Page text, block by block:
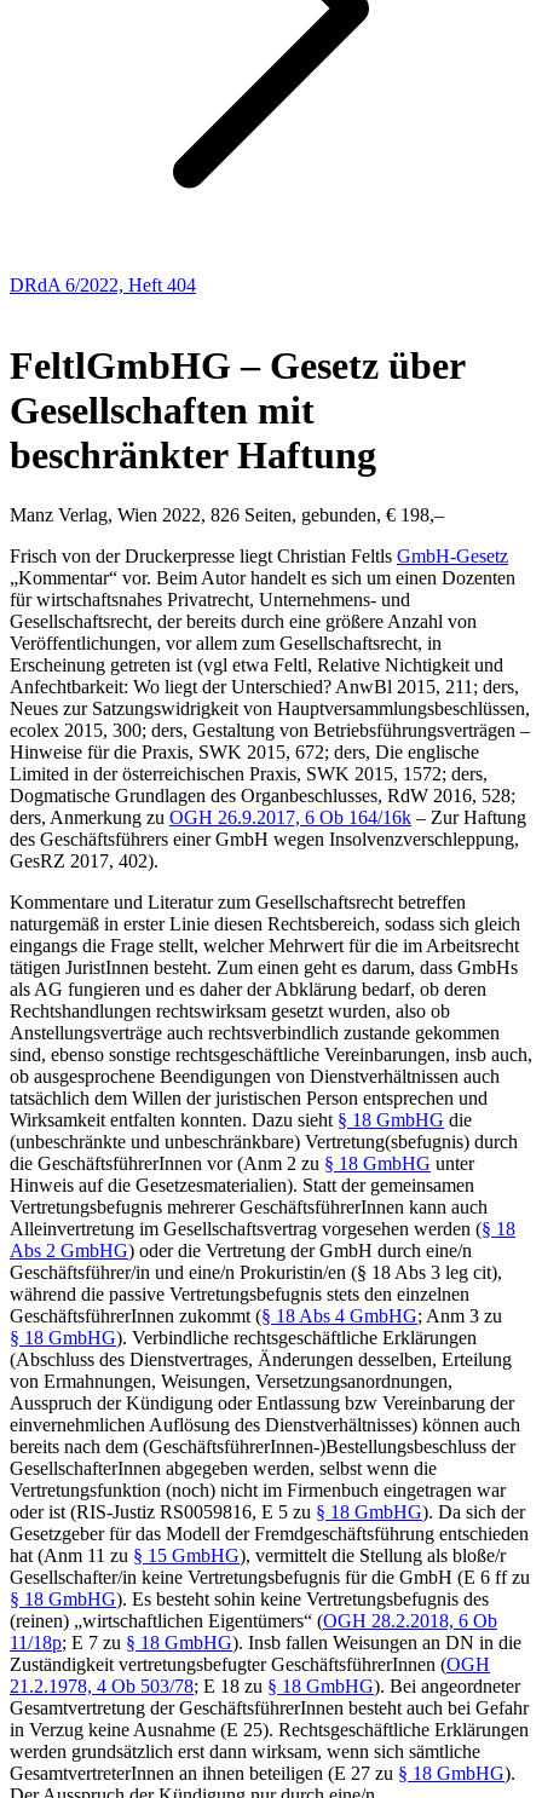
DRdA 6/2022, Heft 404
FeltlGmbHG – Gesetz über
Gesellschaften mit
beschränkter Haftung
Manz Verlag, Wien 2022, 826 Seiten, gebunden, € 198,–
Frisch von der Druckerpresse liegt Christian Feltls GmbH-Gesetz
„Kommentar“ vor. Beim Autor handelt es sich um einen Dozenten
für wirtschaftsnahes Privatrecht, Unternehmens- und
Gesellschaftsrecht, der bereits durch eine größere Anzahl von
Veröffentlichungen, vor allem zum Gesellschaftsrecht, in
Erscheinung getreten ist (vgl etwa Feltl, Relative Nichtigkeit und
Anfechtbarkeit: Wo liegt der Unterschied? AnwBl 2015, 211; ders,
Neues zur Satzungswidrigkeit von Hauptversammlungsbeschlüssen,
ecolex 2015, 300; ders, Gestaltung von Betriebsführungsverträgen –
Hinweise für die Praxis, SWK 2015, 672; ders, Die englische
Limited in der österreichischen Praxis, SWK 2015, 1572; ders,
Dogmatische Grundlagen des Organbeschlusses, RdW 2016, 528;
ders, Anmerkung zu OGH 26.9.2017, 6 Ob 164/16k – Zur Haftung
des Geschäftsführers einer GmbH wegen Insolvenzverschleppung,
GesRZ 2017, 402).
Kommentare und Literatur zum Gesellschaftsrecht betreffen
naturgemäß in erster Linie diesen Rechtsbereich, sodass sich gleich
eingangs die Frage stellt, welcher Mehrwert für die im Arbeitsrecht
tätigen JuristInnen besteht. Zum einen geht es darum, dass GmbHs
als AG fungieren und es daher der Abklärung bedarf, ob deren
Rechtshandlungen rechtswirksam gesetzt wurden, also ob
Anstellungsverträge auch rechtsverbindlich zustande gekommen
sind, ebenso sonstige rechtsgeschäftliche Vereinbarungen, insb auch,
ob ausgesprochene Beendigungen von Dienstverhältnissen auch
tatsächlich dem Willen der juristischen Person entsprechen und
Wirksamkeit entfalten konnten. Dazu sieht § 18 GmbHG die
(unbeschränkte und unbeschränkbare) Vertretung(sbefugnis) durch
die GeschäftsführerInnen vor (Anm 2 zu § 18 GmbHG unter
Hinweis auf die Gesetzesmaterialien). Statt der gemeinsamen
Vertretungsbefugnis mehrerer GeschäftsführerInnen kann auch
Alleinvertretung im Gesellschaftsvertrag vorgesehen werden (§ 18
Abs 2 GmbHG) oder die Vertretung der GmbH durch eine/n
Geschäftsführer/in und eine/n Prokuristin/en (§ 18 Abs 3 leg cit),
während die passive Vertretungsbefugnis stets den einzelnen
GeschäftsführerInnen zukommt (§ 18 Abs 4 GmbHG; Anm 3 zu
§ 18 GmbHG). Verbindliche rechtsgeschäftliche Erklärungen
(Abschluss des Dienstvertrages, Änderungen desselben, Erteilung
von Ermahnungen, Weisungen, Versetzungsanordnungen,
Ausspruch der Kündigung oder Entlassung bzw Vereinbarung der
einvernehmlichen Auflösung des Dienstverhältnisses) können auch
bereits nach dem (GeschäftsführerInnen-)Bestellungsbeschluss der
GesellschafterInnen abgegeben werden, selbst wenn die
Vertretungsfunktion (noch) nicht im Firmenbuch eingetragen war
oder ist (RIS-Justiz RS0059816, E 5 zu § 18 GmbHG). Da sich der
Gesetzgeber für das Modell der Fremdgeschäftsführung entschieden
hat (Anm 11 zu § 15 GmbHG), vermittelt die Stellung als bloße/r
Gesellschafter/in keine Vertretungsbefugnis für die GmbH (E 6 ff zu
§ 18 GmbHG). Es besteht sohin keine Vertretungsbefugnis des
(reinen) „wirtschaftlichen Eigentümers“ (OGH 28.2.2018, 6 Ob
11/18p; E 7 zu § 18 GmbHG). Insb fallen Weisungen an DN in die
Zuständigkeit vertretungsbefugter GeschäftsführerInnen (OGH
21.2.1978, 4 Ob 503/78; E 18 zu § 18 GmbHG). Bei angeordneter
Gesamtvertretung der GeschäftsführerInnen besteht auch bei Gefahr
in Verzug keine Ausnahme (E 25). Rechtsgeschäftliche Erklärungen
werden grundsätzlich erst dann wirksam, wenn sich sämtliche
GesamtvertreterInnen an ihnen beteiligen (E 27 zu § 18 GmbHG).